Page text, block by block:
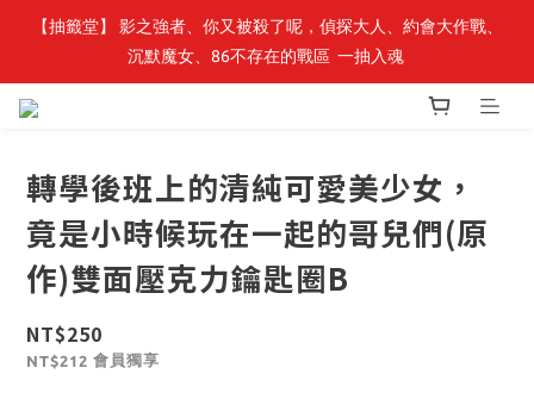
最新開賣🔥「全知讀者視角」 周邊商品
【抽籤堂】 影之強者、你又被殺了呢，偵探大人、約會大作戰、
沉默魔女、86不存在的戰區  一抽入魂
轉學後班上的清純可愛美少女，
竟是小時候玩在一起的哥兒們(原
作)雙面壓克力鑰匙圈B
NT$250
NT$212 會員獨享